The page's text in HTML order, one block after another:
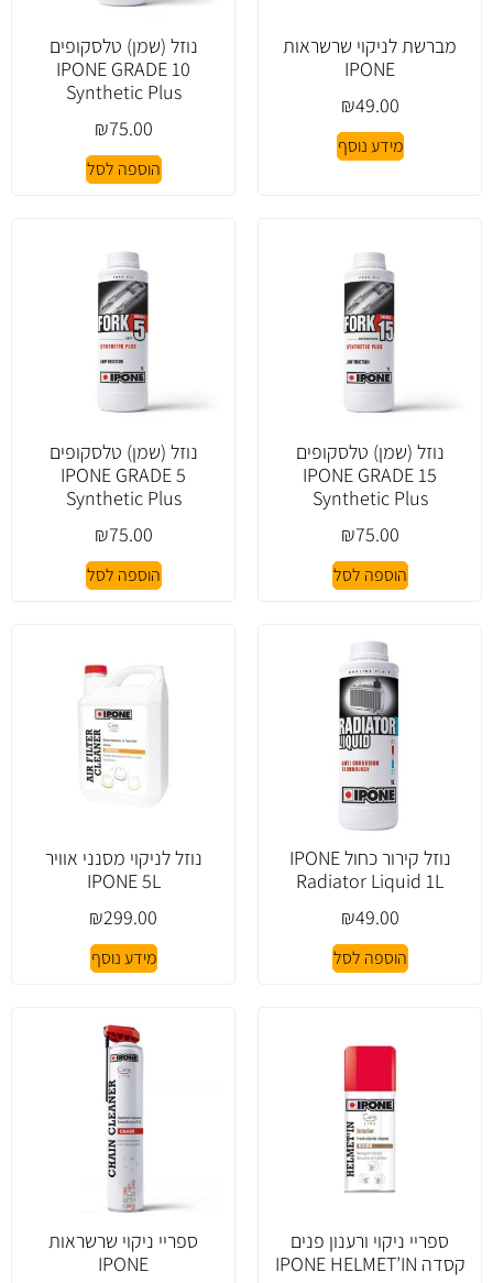
מברשת לניקוי שרשראות
IPONE
₪49.00
מידע נוסף
נוזל (שמן) טלסקופים
IPONE GRADE 10
Synthetic Plus
₪75.00
הוספה לסל
נוזל (שמן) טלסקופים
IPONE GRADE 15
Synthetic Plus
₪75.00
הוספה לסל
נוזל (שמן) טלסקופים
IPONE GRADE 5
Synthetic Plus
₪75.00
הוספה לסל
נוזל קירור כחול IPONE
Radiator Liquid 1L
₪49.00
הוספה לסל
נוזל לניקוי מסנני אוויר
IPONE 5L
₪299.00
מידע נוסף
ספריי ניקוי ורענון פנים
קסדה IPONE HELMET’IN
ספריי ניקוי שרשראות
IPONE